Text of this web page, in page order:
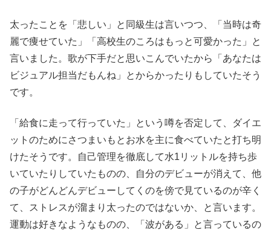
太ったことを「悲しい」と同級生は言いつつ、「当時は奇
麗で痩せていた」「高校生のころはもっと可愛かった」と
言いました。歌が下手だと思いこんでいたから「あなたは
ビジュアル担当だもんね」とからかったりもしていたそう
です。
「給食に走って行っていた」という噂を否定して、ダイエ
ットのためにさつまいもとお水を主に食べていたと打ち明
けたそうです。自己管理を徹底して水1リットルを持ち歩
いていたりしていたものの、自分のデビューが消えて、他
の子がどんどんデビューしてくのを傍で見ているのが辛く
て、ストレスが溜まり太ったのではないか、と言います。
運動は好きなようなものの、「波がある」と言っているの